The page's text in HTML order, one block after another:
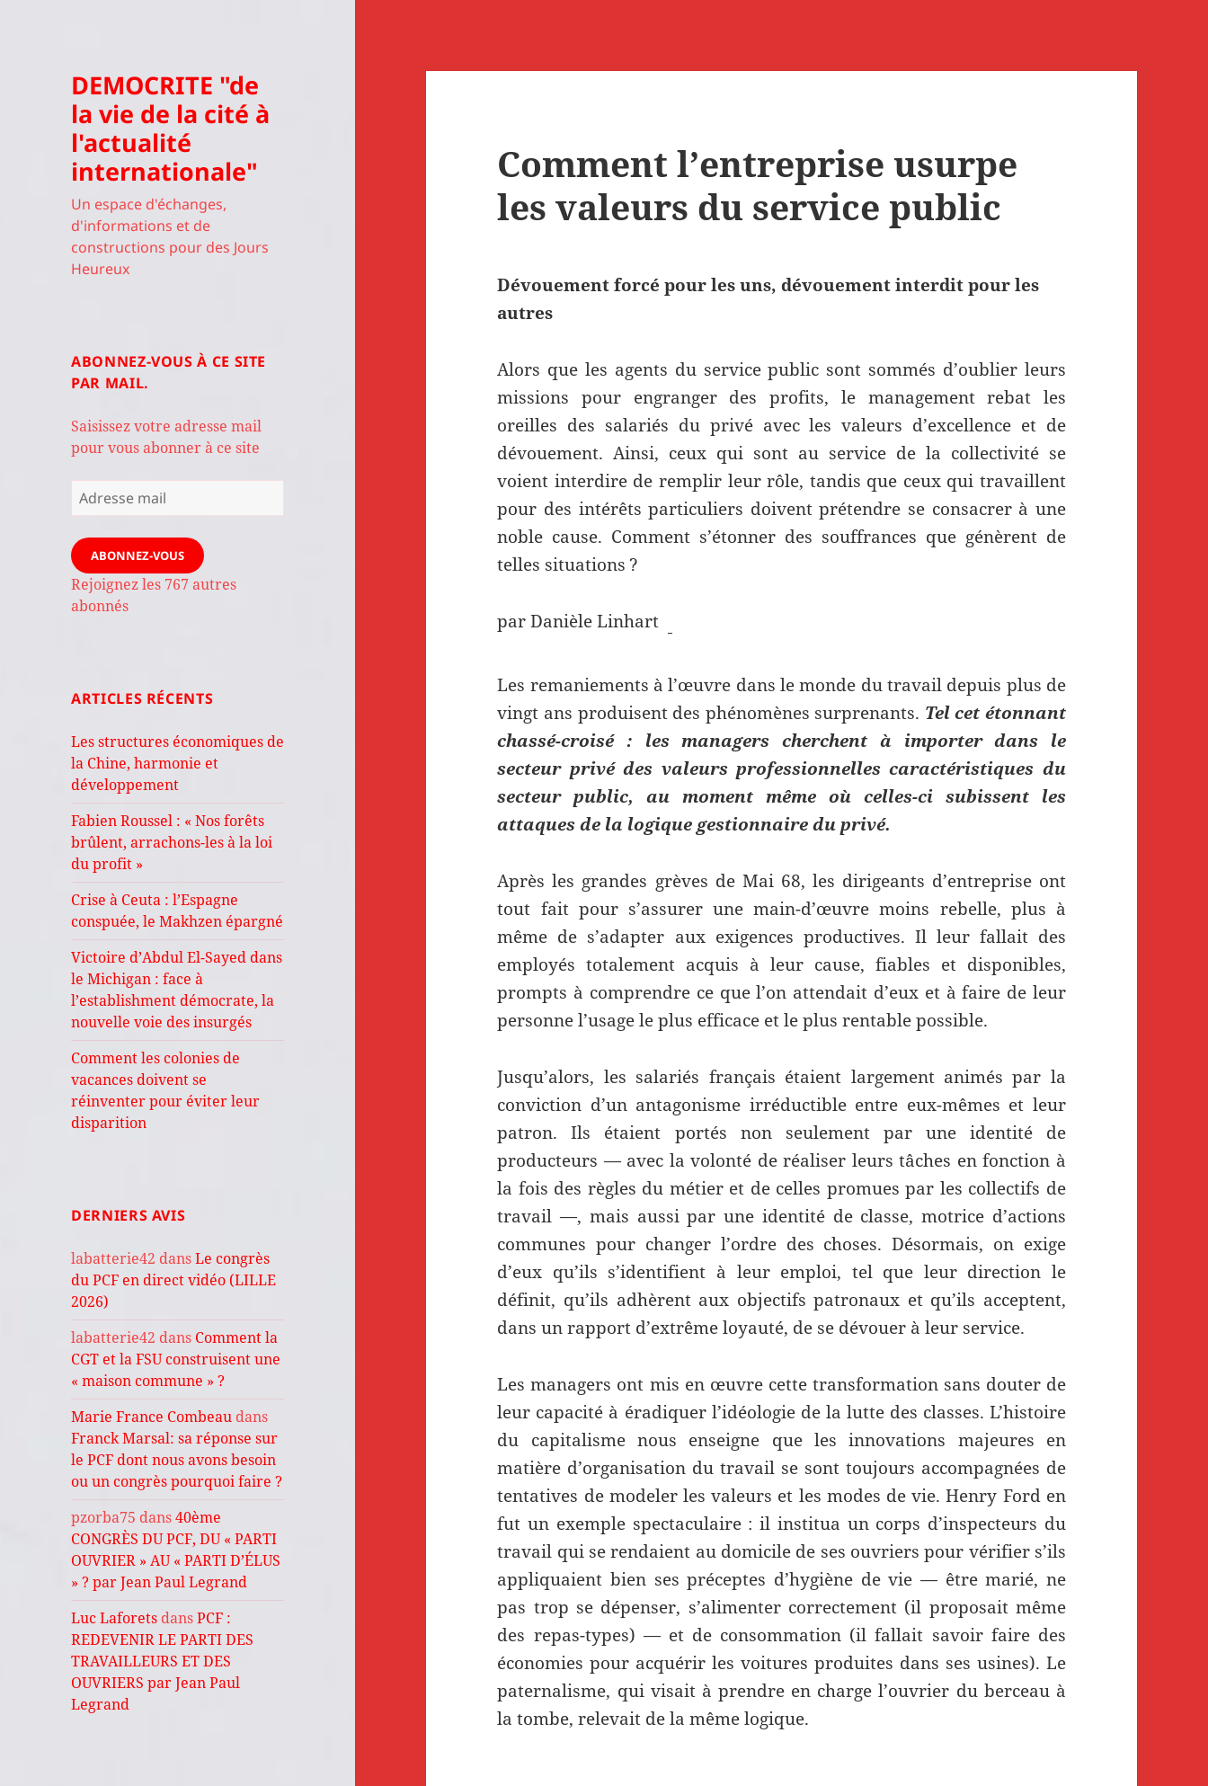
DEMOCRITE "de
la vie de la cité à
l'actualité
internationale"
Un espace d'échanges,
d'informations et de
constructions pour des Jours
Heureux
ABONNEZ-VOUS À CE SITE
PAR MAIL.
Saisissez votre adresse mail
pour vous abonner à ce site
Adresse
mail
ABONNEZ-VOUS
Rejoignez les 767 autres
abonnés
ARTICLES RÉCENTS
Les structures économiques de
la Chine, harmonie et
développement
Fabien Roussel : « Nos forêts
brûlent, arrachons-les à la loi
du profit »
Crise à Ceuta : l’Espagne
conspuée, le Makhzen épargné
Victoire d’Abdul El-Sayed dans
le Michigan : face à
l’establishment démocrate, la
nouvelle voie des insurgés
Comment les colonies de
vacances doivent se
réinventer pour éviter leur
disparition
DERNIERS AVIS
labatterie42 dansLe congrès
du PCF en direct vidéo (LILLE
2026)
labatterie42 dans Comment la
CGT et la FSU construisent une
« maison commune » ?
Marie France Combeau dans
Franck Marsal: sa réponse sur
le PCF dont nous avons besoin
ou un congrès pourquoi faire ?
pzorba75 dans40ème
CONGRÈS DU PCF, DU « PARTI
OUVRIER » AU « PARTI D’ÉLUS
» ? par Jean Paul Legrand
Luc Laforets dansPCF :
REDEVENIR LE PARTI DES
TRAVAILLEURS ET DES
OUVRIERS par Jean Paul
Legrand
Comment l’entreprise usurpe
les valeurs du service public
Dévouement forcé pour les uns, dévouement interdit pour les
autres
Alors que les agents du service public sont sommés d’oublier leurs
missions pour engranger des profits, le management rebat les
oreilles des salariés du privé avec les valeurs d’excellence et de
dévouement. Ainsi, ceux qui sont au service de la collectivité se
voient interdire de remplir leur rôle, tandis que ceux qui travaillent
pour des intérêts particuliers doivent prétendre se consacrer à une
noble cause. Comment s’étonner des souffrances que génèrent de
telles situations ?
parDanièle Linhart
Les remaniements à l’œuvre dans le monde du travail depuis plus de
vingt ans produisent des phénomènes surprenants. Tel cet étonnant
chassé-croisé : les managers cherchent à importer dans le
secteur privé des valeurs professionnelles caractéristiques du
secteur public, au moment même où celles-ci subissent les
attaques de la logique gestionnaire du privé.
Après les grandes grèves de Mai 68, les dirigeants d’entreprise ont
tout fait pour s’assurer une main-d’œuvre moins rebelle, plus à
même de s’adapter aux exigences productives. Il leur fallait des
employés totalement acquis à leur cause, fiables et disponibles,
prompts à comprendre ce que l’on attendait d’eux et à faire de leur
personne l’usage le plus efficace et le plus rentable possible.
Jusqu’alors, les salariés français étaient largement animés par la
conviction d’un antagonisme irréductible entre eux-mêmes et leur
patron. Ils étaient portés non seulement par une identité de
producteurs — avec la volonté de réaliser leurs tâches en fonction à
la fois des règles du métier et de celles promues par les collectifs de
travail —, mais aussi par une identité de classe, motrice d’actions
communes pour changer l’ordre des choses. Désormais, on exige
d’eux qu’ils s’identifient à leur emploi, tel que leur direction le
définit, qu’ils adhèrent aux objectifs patronaux et qu’ils acceptent,
dans un rapport d’extrême loyauté, de se dévouer à leur service.
Les managers ont mis en œuvre cette transformation sans douter de
leur capacité à éradiquer l’idéologie de la lutte des classes. L’histoire
du capitalisme nous enseigne que les innovations majeures en
matière d’organisation du travail se sont toujours accompagnées de
tentatives de modeler les valeurs et les modes de vie. Henry Ford en
fut un exemple spectaculaire : il institua un corps d’inspecteurs du
travail qui se rendaient au domicile de ses ouvriers pour vérifier s’ils
appliquaient bien ses préceptes d’hygiène de vie — être marié, ne
pas trop se dépenser, s’alimenter correctement (il proposait même
des repas-types) — et de consommation (il fallait savoir faire des
économies pour acquérir les voitures produites dans ses usines). Le
paternalisme, qui visait à prendre en charge l’ouvrier du berceau à
la tombe, relevait de la même logique.